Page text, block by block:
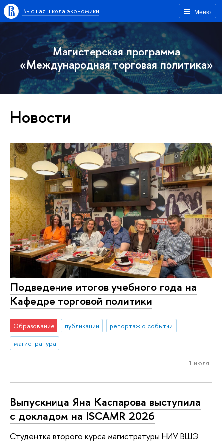
Меню
Высшая школа экономики
Магистерская программа
«Международная торговая политика»
Новости
Подведение итогов учебного года на
Кафедре торговой политики
Образование публикации
репортаж о событии
магистратура
1 июля
Выпускница Яна Каспарова выступила
с докладом на ISCAMR 2026
Студентка второго курса магистратуры НИУ ВШЭ